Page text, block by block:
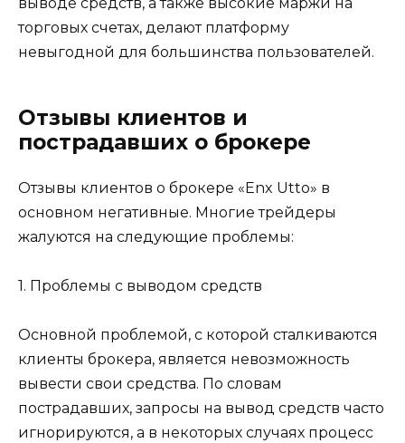
торговых счетах, делают платформу
невыгодной для большинства пользователей.
Отзывы клиентов и
пострадавших о брокере
Отзывы клиентов о брокере «Enx Utto» в
основном негативные. Многие трейдеры
жалуются на следующие проблемы:
1. Проблемы с выводом средств
Основной проблемой, с которой сталкиваются
клиенты брокера, является невозможность
вывести свои средства. По словам
пострадавших, запросы на вывод средств часто
игнорируются, а в некоторых случаях процесс